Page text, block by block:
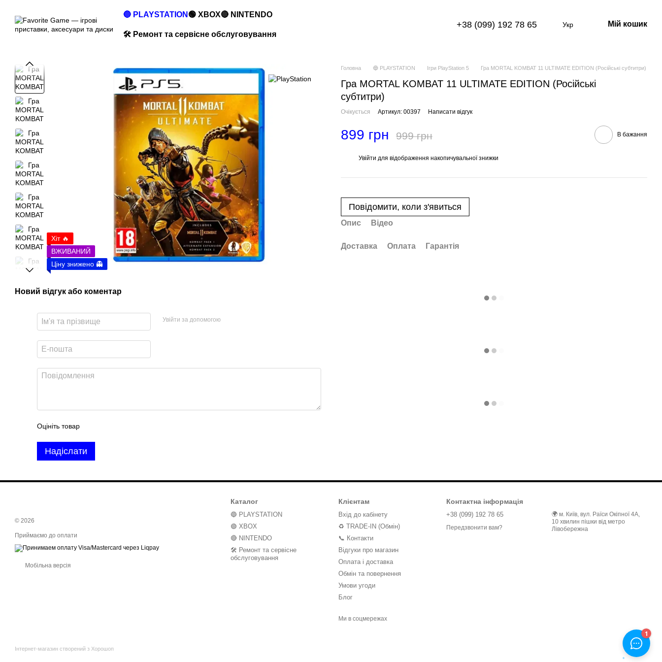
🔵 PLAYSTATION 🟢 XBOX🔴 NINTENDO
🛠️ Ремонт та сервісне обслуговування
+38 (099) 192 78 65 Укр Мій кошик
Хіт 🔥
ВЖИВАНИЙ
Ціну знижено 👻
Новий відгук або коментар
Увійти за допомогою
Оцініть товар
Надіслати
Головна 🔵 PLAYSTATION Ігри PlayStation 5 Гра MORTAL KOMBAT 11 ULTIMATE EDITION (Російські субтитри)
Гра MORTAL KOMBAT 11 ULTIMATE EDITION (Російські
субтитри)
Очікується Артикул: 00397 Написати відгук
899 грн 999 грн В бажання
Увійти для відображення накопичувальної знижки
Повідомити, коли з'явиться
Опис Відео
Доставка Оплата Гарантія
© 2026
Приймаємо до оплати
Мобільна версія
Інтернет-магазин створений з Хорошоп
Каталог
🔵 PLAYSTATION
🟢 XBOX
🔴 NINTENDO
🛠️ Ремонт та сервісне
обслуговування
Клієнтам
Вхід до кабінету
♻️ TRADE-IN (Обмін)
📞 Контакти
Відгуки про магазин
Оплата і доставка
Обмін та повернення
Умови угоди
Блог
Ми в соцмережах
Контактна інформація
+38 (099) 192 78 65
Передзвонити вам?
🌍 м. Київ, вул. Раїси Окіпної 4А,
10 хвилин пішки від метро
Лівобережна